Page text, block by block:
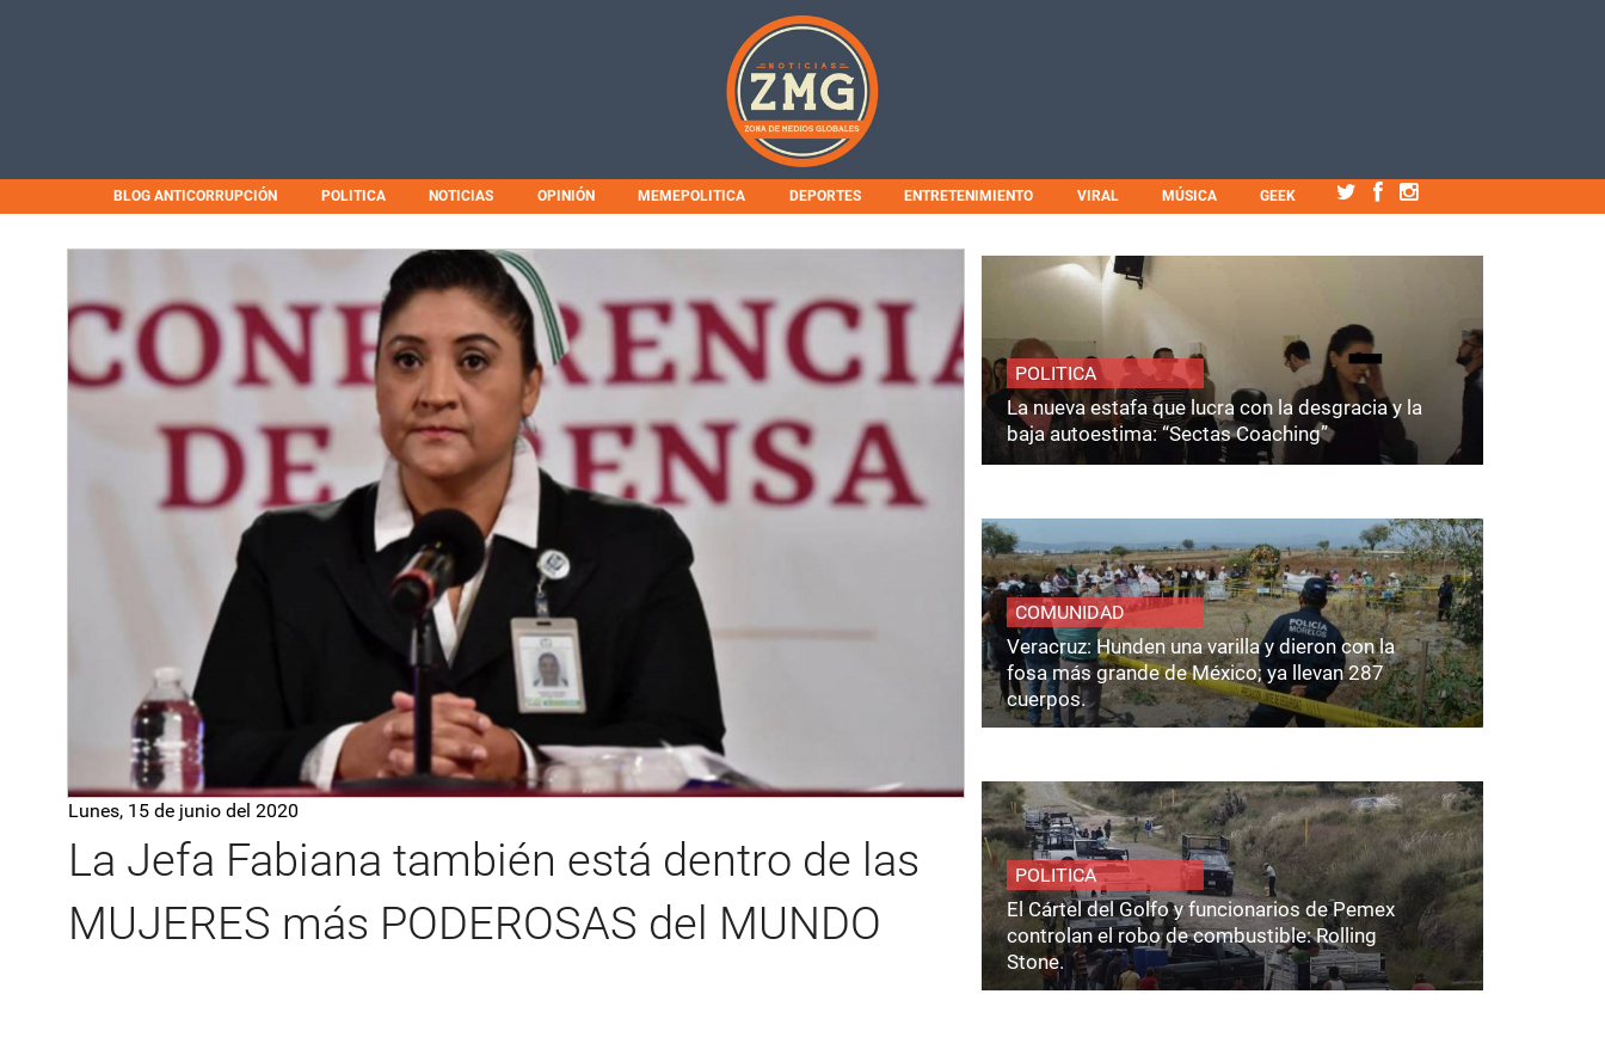
BLOG ANTICORRUPCIÓN POLITICA NOTICIAS OPINIÓN MEMEPOLITICA DEPORTES ENTRETENIMIENTO VIRAL MÚSICA GEEK
Lunes, 15 de junio del 2020
La Jefa Fabiana también está dentro de las
MUJERES más PODEROSAS del MUNDO
POLITICA
La nueva estafa que lucra con la desgracia y la
baja autoestima: “Sectas Coaching”
COMUNIDAD
Veracruz: Hunden una varilla y dieron con la
fosa más grande de México; ya llevan 287
cuerpos.
POLITICA
El Cártel del Golfo y funcionarios de Pemex
controlan el robo de combustible: Rolling
Stone.